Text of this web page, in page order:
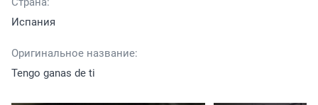
Испания
Оригинальное название:
Tengo ganas de ti